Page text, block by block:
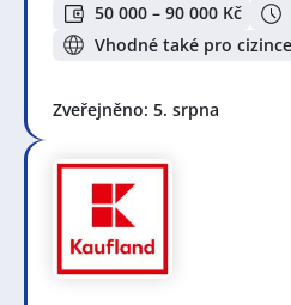
50 000 – 90 000 Kč
Vhodné také pro cizince
Zveřejněno: 5. srpna